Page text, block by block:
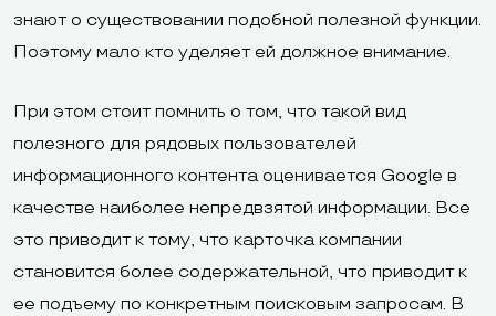
знают о существовании подобной полезной функции.
Поэтому мало кто уделяет ей должное внимание.
При этом стоит помнить о том, что такой вид
полезного для рядовых пользователей
информационного контента оценивается Google в
качестве наиболее непредвзятой информации. Все
это приводит к тому, что карточка компании
становится более содержательной, что приводит к
ее подъему по конкретным поисковым запросам. В